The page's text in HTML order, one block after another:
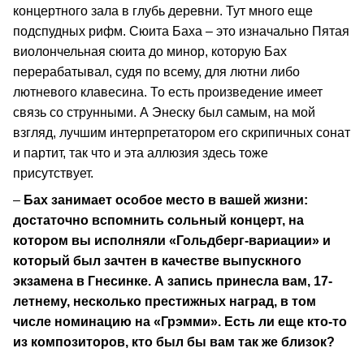
концертного зала в глубь деревни. Тут много еще
подспудных рифм. Сюита Баха – это изначально Пятая
виолончельная сюита до минор, которую Бах
перерабатывал, судя по всему, для лютни либо
лютневого клавесина. То есть произведение имеет
связь со струнными. А Энеску был самым, на мой
взгляд, лучшим интерпретатором его скрипичных сонат
и партит, так что и эта аллюзия здесь тоже
присутствует.
– Бах занимает особое место в вашей жизни:
достаточно вспомнить сольный концерт, на
котором вы исполняли «Гольдберг-вариации» и
который был зачтен в качестве выпускного
экзамена в Гнесинке. А запись принесла вам, 17-
летнему, несколько престижных наград, в том
числе номинацию на «Грэмми». Есть ли еще кто-то
из композиторов, кто был бы вам так же близок?